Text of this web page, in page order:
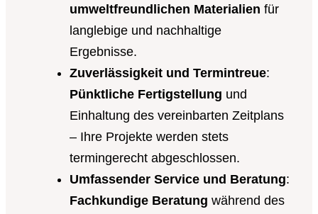
umweltfreundlichen Materialien für
langlebige und nachhaltige
Ergebnisse.
Zuverlässigkeit und Termintreue:
Pünktliche Fertigstellung und
Einhaltung des vereinbarten Zeitplans
– Ihre Projekte werden stets
termingerecht abgeschlossen.
Umfassender Service und Beratung:
Fachkundige Beratung während des